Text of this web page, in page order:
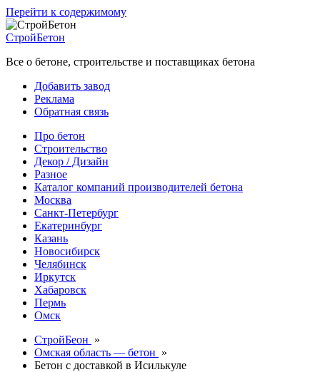
Перейти к содержимому
СтройБетон
Все о бетоне, строительстве и поставщиках бетона
Добавить завод
Реклама
Обратная связь
Про бетон
Строительство
Декор / Дизайн
Разное
Каталог компаний производителей бетона
Москва
Санкт-Петербург
Екатеринбург
Казань
Новосибирск
Челябинск
Иркутск
Хабаровск
Пермь
Омск
СтройБеон »
Омская область — бетон »
Бетон с доставкой в Исилькуле